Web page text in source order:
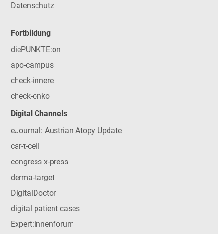
Datenschutz
Fortbildung
diePUNKTE:on
apo-campus
check-innere
check-onko
Digital Channels
eJournal: Austrian Atopy Update
car-t-cell
congress x-press
derma-target
DigitalDoctor
digital patient cases
Expert:innenforum